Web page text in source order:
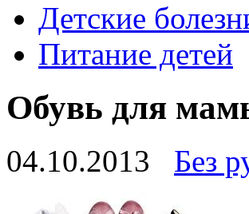
Детские
Питание детей
Обувь для
04.10.2013 Без